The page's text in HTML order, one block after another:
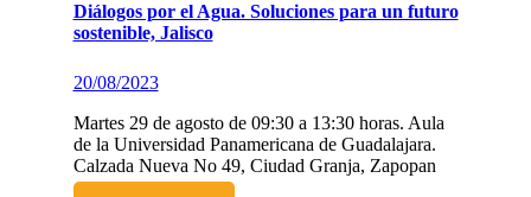
Diálogos por el Agua. Soluciones para un futuro
sostenible, Jalisco
20/08/2023
Martes 29 de agosto de 09:30 a 13:30 horas. Aula
de la Universidad Panamericana de Guadalajara.
Calzada Nueva No 49, Ciudad Granja, Zapopan